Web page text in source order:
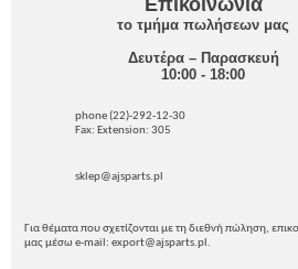
Επικοινωνία
το τμήμα πωλήσεων μας
Δευτέρα – Παρασκευή
10:00 - 18:00
phone (22)-292-12-30
Fax: Extension: 305
sklep@ajsparts.pl
Για θέματα που σχετίζονται με τη διεθνή πώληση,
μας μέσω e-mail: export@ajsparts.pl.